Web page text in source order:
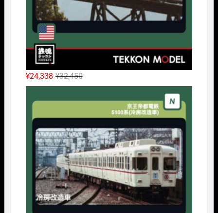
¥32,450元
の
価
¥32,450
で
し
た。
¥24,338
現
在
の
は
¥24,338
で
す。